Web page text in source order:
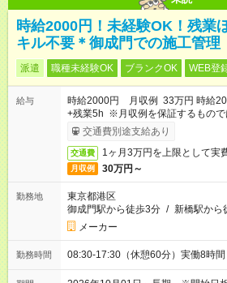
時給2000円！未経験OK！残業
キル不要＊御成門での施工管理
派遣 職種未経験OK ブランクOK WEB登
給与
時給2000円 月収例 33万円 時給
+残業5h ※月収例を保証するもので
りサービス利用可（利用条件有）
交通費別途支給あり
交通費 1ヶ月3万円を上限として実
月収例 30万円～
勤務地
東京都港区
御成門駅から徒歩3分 / 新橋駅から
メーカー
勤務時間 08:30-17:30（休憩60分）実働8時間